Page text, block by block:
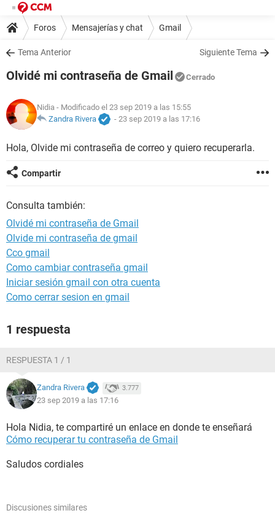
Foros Mensajerías y chat Gmail
Tema Anterior Siguiente Tema
Olvidé mi contraseña de Gmail Cerrado
Nidia - Modificado el 23 sep 2019 a las 15:55
Zandra Rivera
- 23 sep 2019 a las 17:16
Hola, Olvide mi contraseña de correo y quiero recuperarla.
Compartir
Consulta también:
Olvidé mi contraseña de Gmail
Olvide mi contraseña de gmail
Cco gmail
Como cambiar contraseña gmail
Iniciar sesión gmail con otra cuenta
Como cerrar sesion en gmail
1 respuesta
RESPUESTA 1 / 1
Zandra Rivera 3.777
23 sep 2019 a las 17:16
Hola Nidia, te compartiré un enlace en donde te enseñará
Cómo recuperar tu contraseña de Gmail
Saludos cordiales
Discusiones similares